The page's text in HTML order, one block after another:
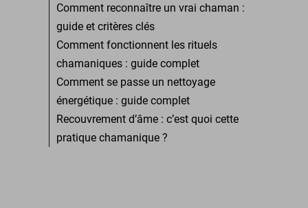
Comment reconnaître un vrai chaman :
guide et critères clés
Comment fonctionnent les rituels
chamaniques : guide complet
Comment se passe un nettoyage
énergétique : guide complet
Recouvrement d’âme : c’est quoi cette
pratique chamanique ?